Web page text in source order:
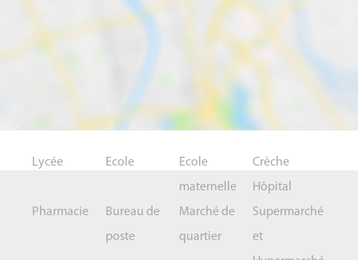
Lycée Ecole
Ecole
maternelle
Crèche
Hôpital
Pharmacie
Bureau de
poste
Marché de
quartier
Supermarché
et